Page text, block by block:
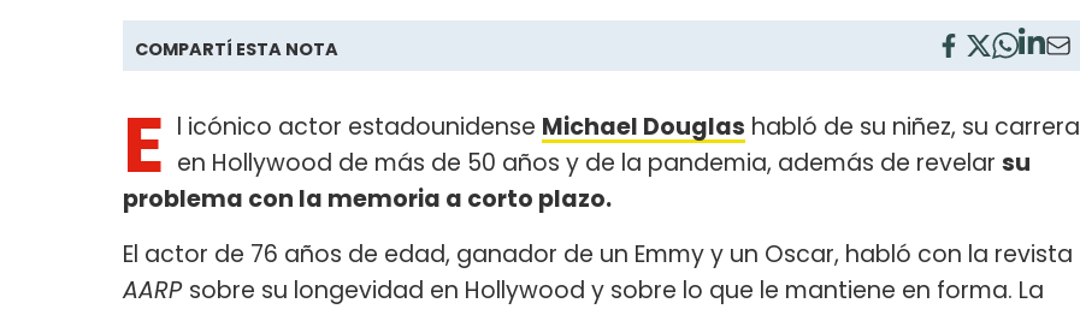
COMPARTÍ ESTA NOTA
E l icónico actor estadounidense Michael Douglas habló de su niñez, su carrera
en Hollywood de más de 50 años y de la pandemia, además de revelar su
problema con la memoria a corto plazo.
El actor de 76 años de edad, ganador de un Emmy y un Oscar, habló con la revista
AARP sobre su longevidad en Hollywood y sobre lo que le mantiene en forma. La